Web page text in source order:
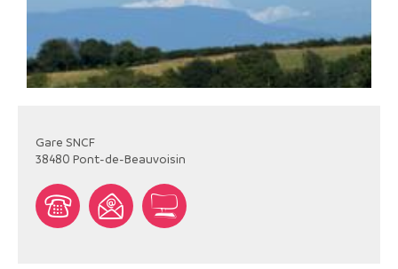
Gare SNCF
38480 Pont-de-Beauvoisin